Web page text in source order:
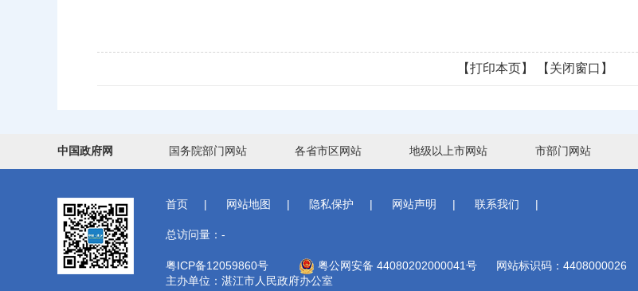
【打印本页】 【关闭窗口】
中国政府网 国务院部门网站 各省市区网站 地级以上市网站 市部门网站
首页 | 网站地图 | 隐私保护 | 网站声明 | 联系我们 |
总访问量： -
粤ICP备12059860号 粤公网安备 44080202000041号
网站标识码：4408000026
主办单位：湛江市人民政府办公室